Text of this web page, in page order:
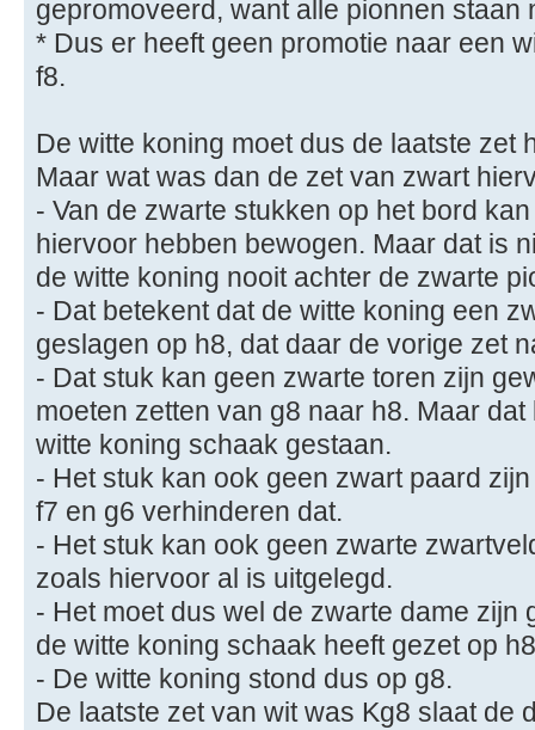
gepromoveerd, want alle pionnen staan
* Dus er heeft geen promotie naar een
f8.
De witte koning moet dus de laatste zet
Maar wat was dan de zet van zwart
- Van de zwarte stukken op het bord
hiervoor hebben bewogen. Maar dat is
de witte koning nooit achter de zwarte
- Dat betekent dat de witte koning een
geslagen op h8, dat daar de vorige zet
- Dat stuk kan geen zwarte toren zijn
moeten zetten van g8 naar h8. Maar
witte koning schaak gestaan.
- Het stuk kan ook geen zwart paard
f7 en g6 verhinderen dat.
- Het stuk kan ook geen zwarte
zoals hiervoor al is uitgelegd.
- Het moet dus wel de zwarte dame zijn
de witte koning schaak heeft gezet op
- De witte koning stond dus op g8.
De laatste zet van wit was Kg8 slaat de